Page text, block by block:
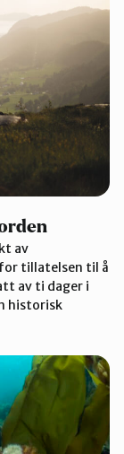
av
tillatelsen til å
av ti dager i
historisk